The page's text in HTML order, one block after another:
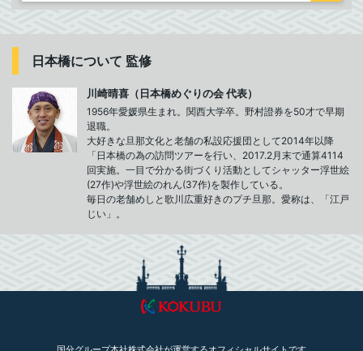
日本橋について 監修
川崎晴喜（日本橋めぐりの会 代表）
1956年愛媛県生まれ。関西大学卒。野村證券を50才で早期
退職。
大好きな旦那文化と老舗の私設応援団として2014年以降
「日本橋の為の訪問ツアーを行い、2017.2月末で通算4114
回実施。一目で分かる街づくり活動としてシャッター浮世絵
(27作)や浮世絵のれん(37作)を製作している。
毎日の老舗めしと歌川広重好きのプチ旦那。愛称は、「江戸
じい」。